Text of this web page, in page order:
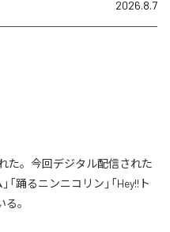
2026.8.7
た。今回デジタル配信された
「踊るニンニコリン」「Hey!!ト
。